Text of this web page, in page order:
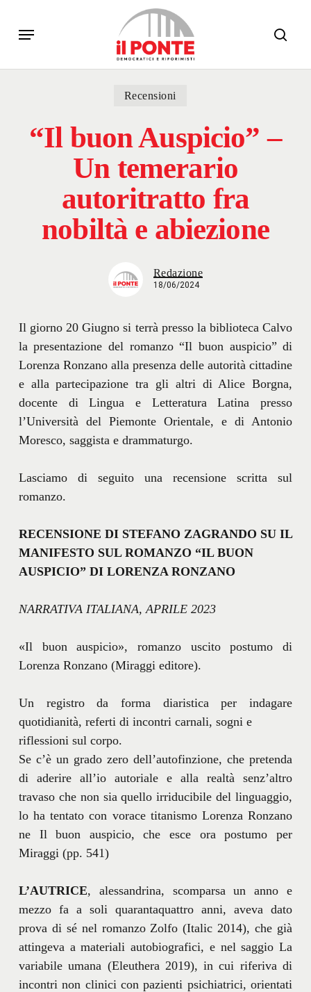
main
Menu
Recensioni
“Il buon Auspicio” –
Un temerario
autoritratto fra
nobiltà e abiezione
Redazione
18/06/2024
Il giorno 20 Giugno si terrà presso la biblioteca Calvo
la presentazione del romanzo “Il buon auspicio” di
Lorenza Ronzano alla presenza delle autorità cittadine
e alla partecipazione tra gli altri di Alice Borgna,
docente di Lingua e Letteratura Latina presso
l’Università del Piemonte Orientale, e di Antonio
Moresco, saggista e drammaturgo.
Lasciamo di seguito una recensione scritta sul
romanzo.
RECENSIONE DI STEFANO ZAGRANDO SU IL
MANIFESTO SUL ROMANZO “IL BUON
AUSPICIO” DI LORENZA RONZANO
NARRATIVA ITALIANA, APRILE 2023
«Il buon auspicio», romanzo uscito postumo di
Lorenza Ronzano (Miraggi editore).
Un registro da forma diaristica per indagare
quotidianità, referti di incontri carnali, sogni e
riflessioni sul corpo.
Se c’è un grado zero dell’autofinzione, che pretenda
di aderire all’io autoriale e alla realtà senz’altro
travaso che non sia quello irriducibile del linguaggio,
lo ha tentato con vorace titanismo Lorenza Ronzano
ne Il buon auspicio, che esce ora postumo per
Miraggi (pp. 541)
L’AUTRICE, alessandrina, scomparsa un anno e
mezzo fa a soli quarantaquattro anni, aveva dato
prova di sé nel romanzo Zolfo (Italic 2014), che già
attingeva a materiali autobiografici, e nel saggio La
variabile umana (Eleuthera 2019), in cui riferiva di
incontri non clinici con pazienti psichiatrici, orientati